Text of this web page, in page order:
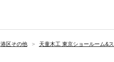
港区その他 > 天童木工 東京ショールーム&